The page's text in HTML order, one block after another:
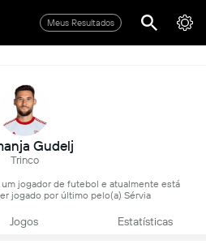
Meus Resultados
Gudelj
Trinco
jogador de futebol e atualmente está
jogado por último pelo(a) Sérvia
Jogos Estatísticas